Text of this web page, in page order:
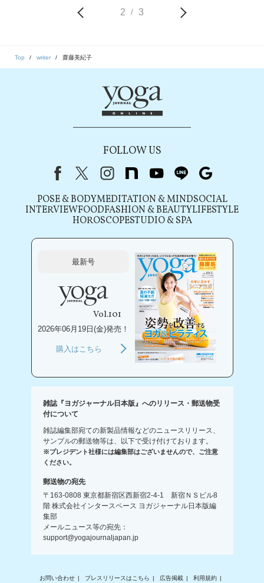
2 / 3
Top writer 齋藤美紀子
FOLLOW US
FacebookX（旧Twitter）
instagram
note youtubeline
POSE & BODYMEDITATION & MINDSOCIAL
INTERVIEWFOODFASHION & BEAUTYLIFESTYLE
HOROSCOPESTUDIO & SPA
最新号
Vol.101
2026年06月19日(金)発売！
購入はこちら
雑誌『ヨガジャーナル日本版』へのリリース・郵送物受
付について
雑誌編集部宛ての新製品情報などのニュースリリース、
サンプルの郵送物等は、以下で受け付けております。
※プレジデント社様には編集部はございませんので、ご注意
ください。
郵送物の宛先
〒163-0808 東京都新宿区西新宿2-4-1 新宿ＮＳビル8
階 株式会社インタースペース ヨガジャーナル日本版編
集部
メールニュース等の宛先：
support@yogajournaljapan.jp
お問い合わせ プレスリリースはこちら 広告掲載 利用規約